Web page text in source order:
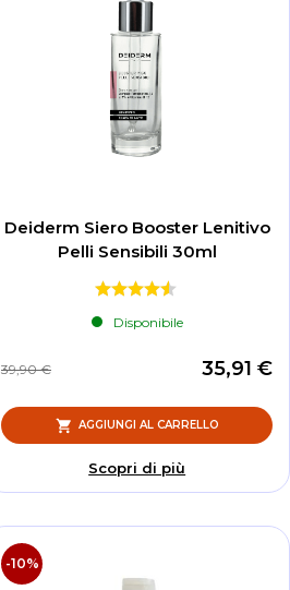
Deiderm Siero Booster Lenitivo
Pelli Sensibili 30ml
Disponibile
35,91 €
39,90 €
AGGIUNGI AL CARRELLO
Scopri di più
-10%